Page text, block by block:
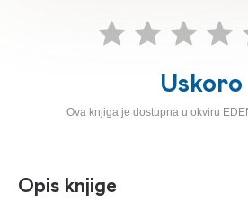
Uskoro
Ova knjiga je dostupna u okviru
Opis knjige